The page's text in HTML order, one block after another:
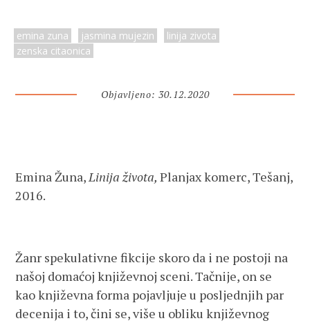
emina zuna jasmina mujezin
linija zivota
zenska citaonica
Objavljeno: 30.12.2020
Emina Žuna,Linija života,Planjax komerc, Tešanj,
2016.
Žanr spekulativne fikcije skoro da i ne postoji na
našoj domaćoj književnoj sceni. Tačnije, on se
kao književna forma pojavljuje u posljednjih par
decenija i to, čini se, više u obliku književnog